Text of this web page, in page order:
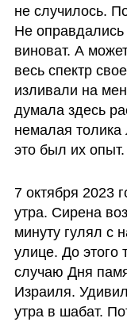
не случилось.
Не
виноват. А
весь спектр
изливали на
думала здесь
немалая толика
7 октября 2023
утра. Сирена
минуту гулял с
улице. До этого
случаю Дня
Израиля.
утра в шабат.